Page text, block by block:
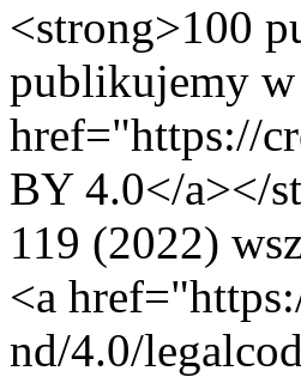
<strong>100
publikujemy w
href="https://
BY 4.0</a></
119 (2022)
<a
nd/4.0/